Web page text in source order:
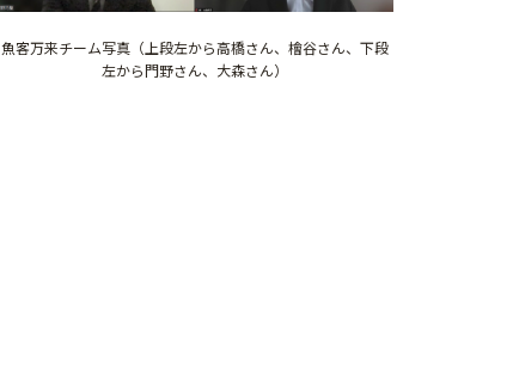
魚客万来チーム写真（上段左から高橋さん、檜谷さん、下段
左から門野さん、大森さん）